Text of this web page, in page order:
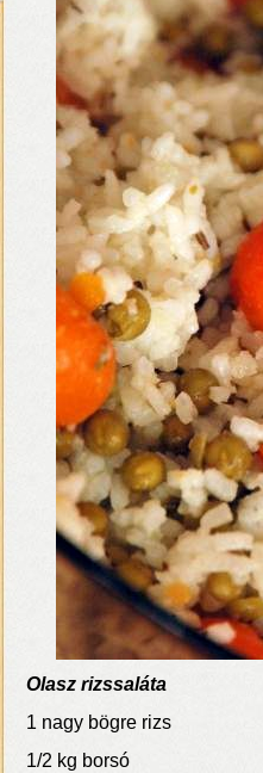
Olasz rizssaláta
1 nagy bögre rizs
1/2 kg borsó